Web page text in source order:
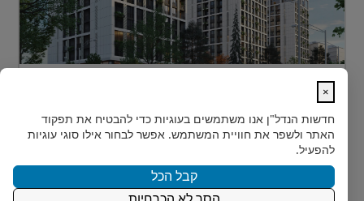
כשחושבים על השקעות נדל"ן מעבר לים, מדינה אחת
נמצאת בשנים האחרונות בראש הרשימה של משקיעים
ישראלים רבים: גאורגיה. ...
×
חדשות הנדל"ן אנו משתמשים בעוגיות כדי להבטיח את תפקוד
האתר ולשפר את חוויית המשתמש. אפשר לבחור אילו סוגי עוגיות
להפעיל.
קבל הכל